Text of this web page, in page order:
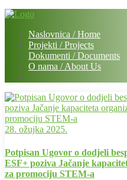
Naslovnica / Home
Projekti / Projects
Dokumenti / Documents
O nama / About Us
28. ožujka 2025.
Potpisan Ugovor o dodjeli
ESF+ poziva Jačanje
za promociju STEM-a